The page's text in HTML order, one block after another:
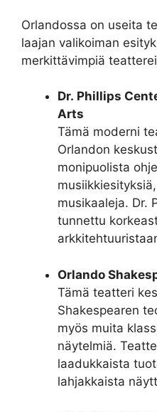
Orlandossa on useita
laajan valikoiman
merkittävimpiä
Dr. Phillips
Arts
Tämä moderni
Orlandon
monipuolista
musikaaleja. Dr.
tunnettu
Orlando
Tämä teatteri
Shakespearen
myös muita
näytelmiä.
laadukkaista
lahjakkaista